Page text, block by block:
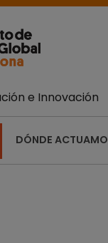
DÓNDE
e Innovación